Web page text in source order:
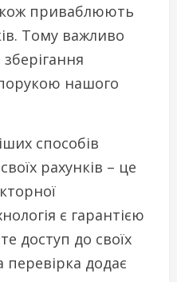
приваблюють
Тому важливо
нашого
способів
рахунків – це
є гарантією
доступ до своїх
додає